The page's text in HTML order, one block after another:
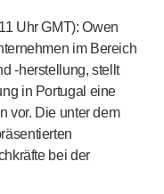
Uhr GMT): Owen
im Bereich
-herstellung, stellt
in Portugal eine
vor. Die unter dem
bei der